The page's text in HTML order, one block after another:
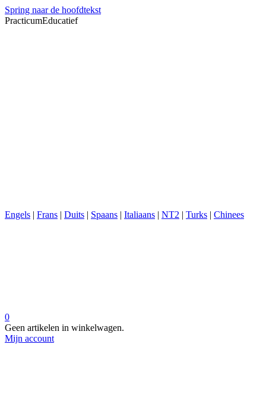
Spring naar de hoofdtekst
PracticumEducatief
Engels | Frans | Duits | Spaans | Italiaans | NT2 | Turks | Chinees
0
Geen artikelen in winkelwagen.
Mijn account